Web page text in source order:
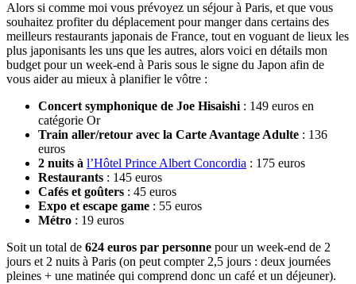
Alors si comme moi vous prévoyez un séjour à Paris, et que vous
souhaitez profiter du déplacement pour manger dans certains des
meilleurs restaurants japonais de France, tout en voguant de lieux les
plus japonisants les uns que les autres, alors voici en détails mon
budget pour un week-end à Paris sous le signe du Japon afin de
vous aider au mieux à planifier le vôtre :
Concert symphonique de Joe Hisaishi : 149 euros en
catégorie Or
Train aller/retour avec la Carte Avantage Adulte : 136
euros
2 nuits à l’Hôtel Prince Albert Concordia : 175 euros
Restaurants : 145 euros
Cafés et goûters : 45 euros
Expo et escape game : 55 euros
Métro : 19 euros
Soit un total de 624 euros par personne pour un week-end de 2
jours et 2 nuits à Paris (on peut compter 2,5 jours : deux journées
pleines + une matinée qui comprend donc un café et un déjeuner).